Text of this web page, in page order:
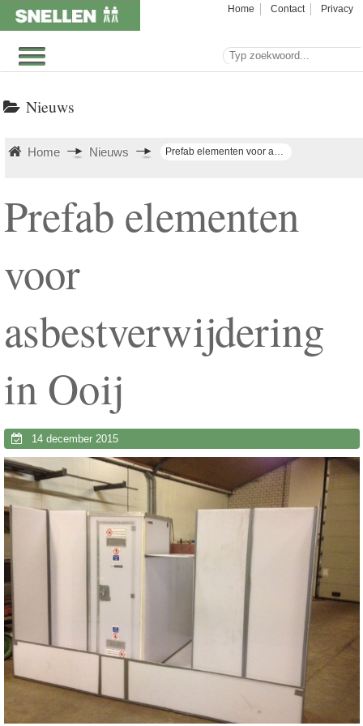
Home Contact Privacy
Nieuws
Home Nieuws Prefab elementen voor asbestverwijdering in Ooij
Prefab elementen
voor
asbestverwijdering
in Ooij
14 december 2015